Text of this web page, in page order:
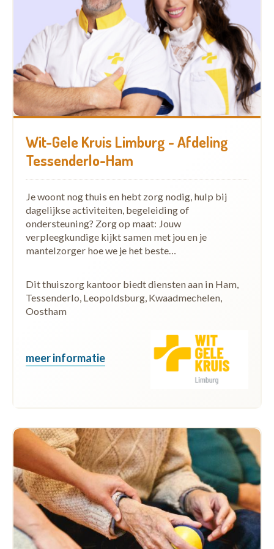
Wit-Gele Kruis Limburg - Afdeling
Tessenderlo-Ham
Je woont nog thuis en hebt zorg nodig, hulp bij
dagelijkse activiteiten, begeleiding of
ondersteuning? Zorg op maat: Jouw
verpleegkundige kijkt samen met jou en je
mantelzorger hoe we je het beste…
Dit thuiszorg kantoor biedt diensten aan in Ham,
Tessenderlo, Leopoldsburg, Kwaadmechelen,
Oostham
meer informatie